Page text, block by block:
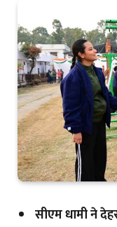
सीएम धामी ने